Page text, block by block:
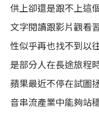
供上卻還是跟不上這
文字閱讀跟影片觀看
性似乎再也找不到以
是部分人在長途旅程
蘋果最近不停在試圖
音串流產業中能夠站